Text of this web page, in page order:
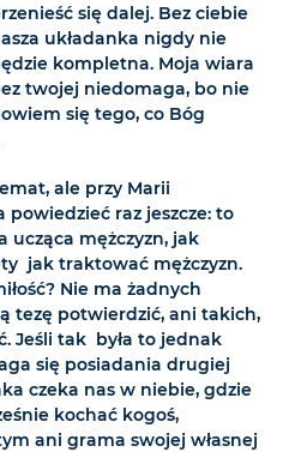
się dalej. Bez ciebie
układanka nigdy nie
kompletna. Moja wiara
twojej niedomaga, bo nie
się tego, co Bóg
ale przy Marii
raz jeszcze: to
ucząca mężczyzn, jak
 jak traktować mężczyzn.
Nie ma żadnych
tezę potwierdzić, ani takich,
Jeśli tak  była to jednak
się posiadania drugiej
czeka nas w niebie, gdzie
kochać kogoś,
ani grama swojej własnej